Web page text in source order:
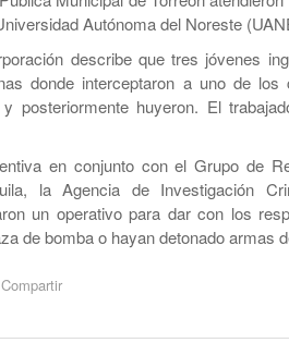
Autónoma del Noreste
describe que tres jóvenes
donde interceptaron a uno de los
posteriormente huyeron. El
en conjunto con el Grupo de
la Agencia de Investigación
un operativo para dar con los
de bomba o hayan detonado armas
Twitter
Compartir